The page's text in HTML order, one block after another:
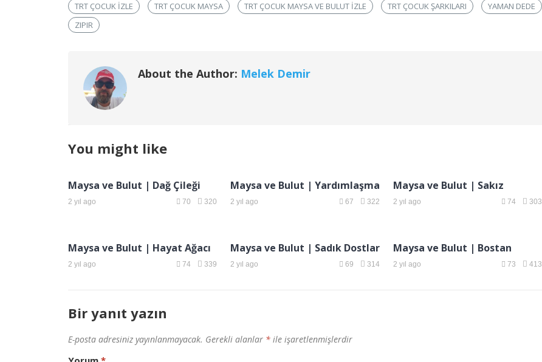
TRT ÇOCUK IZLE
TRT ÇOCUK MAYSA TRT ÇOCUK MAYSA VE BULUT IZLE TRT ÇOCUK ŞARKILARI
YAMAN DEDE
ZIPIR
About the Author: Melek Demir
You might like
Maysa ve Bulut | Dağ Çileği
2 yıl ago 70 320
Maysa ve Bulut | Yardımlaşma
2 yıl ago 67 322
Maysa ve Bulut | Sakız
2 yıl ago 74 303
Maysa ve Bulut | Hayat Ağacı
2 yıl ago 74 339
Maysa ve Bulut | Sadık Dostlar
2 yıl ago 69 314
Maysa ve Bulut | Bostan
2 yıl ago 73 413
Bir yanıt yazın
E-posta adresiniz yayınlanmayacak. Gerekli alanlar * ile işaretlenmişlerdir